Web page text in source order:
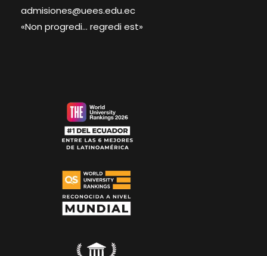
admisiones@uees.edu.ec
«Non progredi… regredi est»